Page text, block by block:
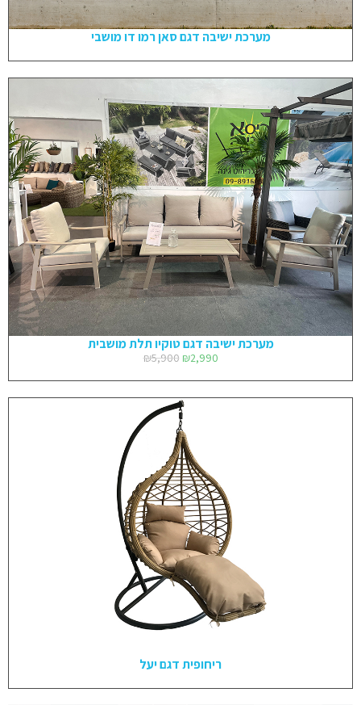
מערכת ישיבה דגם סאן רמו דו מושבי
מערכת ישיבה דגם טוקיו תלת מושבית
₪5,900 ₪2,990
ריחופית דגם יעל